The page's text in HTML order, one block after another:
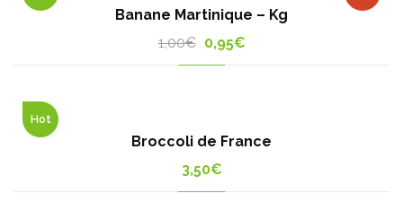
Banane Martinique – Kg
1,00€ Original
price
0,95€Current
Hot
Broccoli de France
3,50€